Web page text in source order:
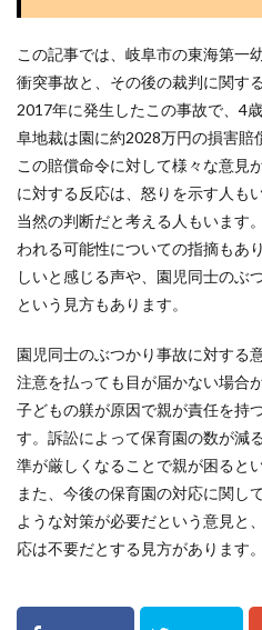
この記事では、岐阜市の東海第一
衝突事故と、その後の裁判に関す
2017年に発生したこの事故で、4
阜地裁は園に約2028万円の損害賠
この賠償命令に対して様々な意見
に対する反応は、怒りを示す人も
当然の判断だと考える人もいます
われる可能性についての指摘もあ
しいと感じる声や、園児同士のぶ
という見方もあります。
園児同士のぶつかり事故に対する
注意を払っても目が届かない場合
子どもの躾が原因で親が責任を持
す。訴訟によって保育園の数が減
準が厳しくなることで親が困ると
また、今後の保育園の対応に関し
ような対策が必要だという意見と
応は不要だとする見方があります。